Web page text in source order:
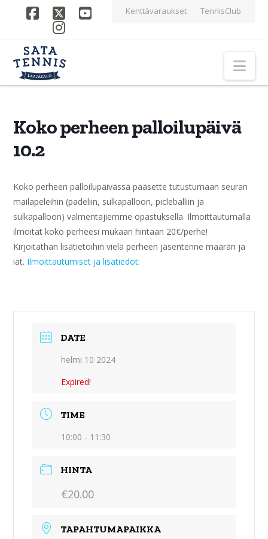
Kenttävaraukset TennisClub
Facebook
X YouTube
Instagram
Koko perheen palloilupäivä
10.2
Koko perheen palloilupäivässä pääsette tutustumaan seuran
mailapeleihin (padeliin, sulkapalloon, picleballiin ja
sulkapalloon) valmentajiemme opastuksella. Ilmoittautumalla
ilmoitat koko perheesi mukaan hintaan 20€/perhe!
Kirjoitathan lisätietoihin vielä perheen jäsentenne määrän ja
iät. Ilmoittautumiset ja lisätiedot:
DATE
helmi 10 2024
Expired!
TIME
10:00 - 11:30
HINTA
€20.00
TAPAHTUMAPAIKKA